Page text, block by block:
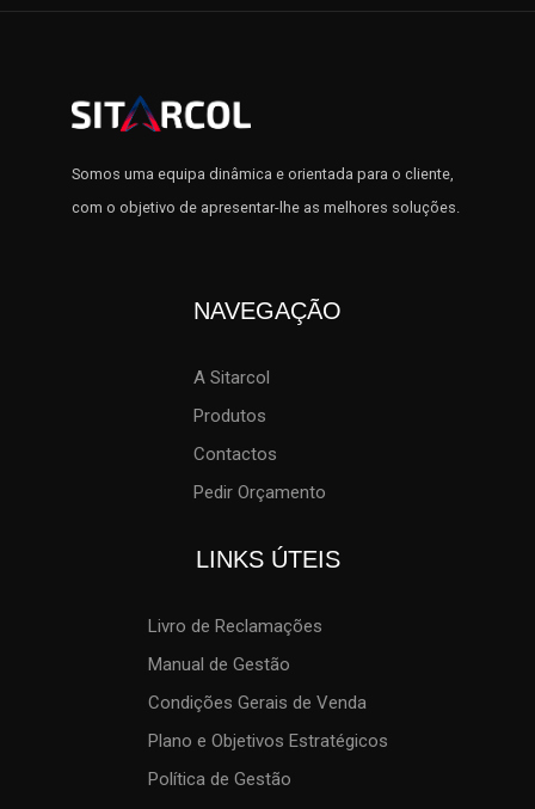
Somos uma equipa dinâmica e orientada para o cliente,
com o objetivo de apresentar-lhe as melhores soluções.
NAVEGAÇÃO
A Sitarcol
Produtos
Contactos
Pedir Orçamento
LINKS ÚTEIS
Livro de Reclamações
Manual de Gestão
Condições Gerais de Venda
Plano e Objetivos Estratégicos
Política de Gestão